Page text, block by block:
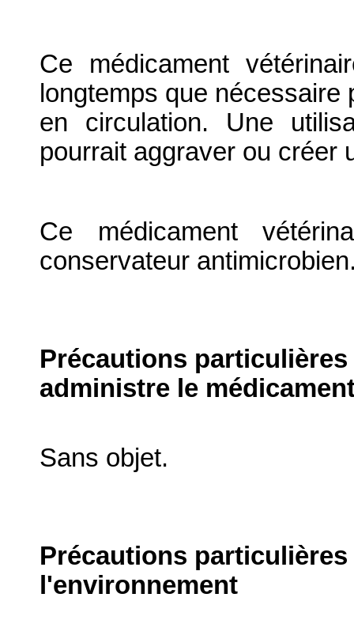
Ce médicament
longtemps que
en circulation. Une
pourrait aggraver ou créer
Ce médicament
conservateur
Précautions
administre le
Sans objet.
Précautions
l'environnement